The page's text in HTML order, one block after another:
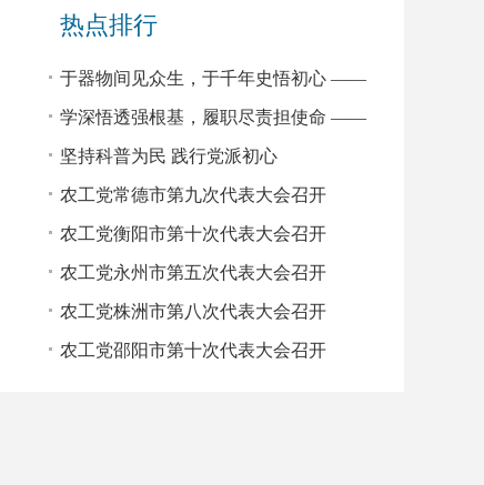
（扩大）会议
热点排行
于器物间见众生，于千年史悟初心 ——
读《文物里的中国人》有感
学深悟透强根基，履职尽责担使命 ——
2026年农工党中央基层组织负责人培训班
学习心得
坚持科普为民 践行党派初心
农工党常德市第九次代表大会召开
农工党衡阳市第十次代表大会召开
农工党永州市第五次代表大会召开
农工党株洲市第八次代表大会召开
农工党邵阳市第十次代表大会召开